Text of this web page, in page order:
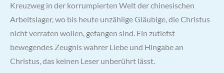
Kreuzweg in der korrumpierten Welt der chinesischen
Arbeitslager, wo bis heute unzählige Gläubige, die Christus
nicht verraten wollen, gefangen sind. Ein zutiefst
bewegendes Zeugnis wahrer Liebe und Hingabe an
Christus, das keinen Leser unberührt lässt.